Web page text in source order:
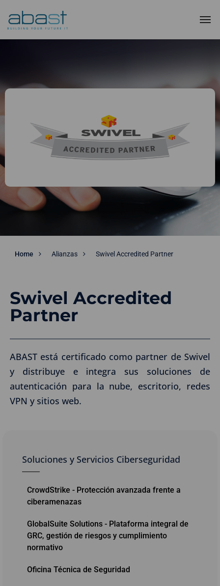
Home Alianzas Swivel Accredited Partner
Swivel Accredited
Partner
ABAST está certificado como partner de Swivel
y distribuye e integra sus soluciones de
autenticación para la nube, escritorio, redes
VPN y sitios web.
Soluciones y Servicios Ciberseguridad
CrowdStrike - Protección avanzada frente a
ciberamenazas
GlobalSuite Solutions - Plataforma integral de
GRC, gestión de riesgos y cumplimiento
normativo
Oficina Técnica de Seguridad